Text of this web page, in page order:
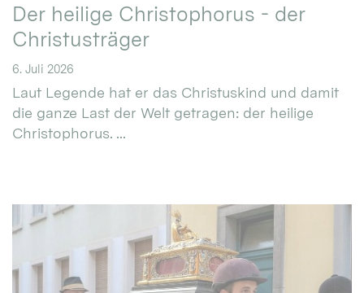
Der heilige Christophorus - der
Christusträger
6. Juli 2026
Laut Legende hat er das Christuskind und damit
die ganze Last der Welt getragen: der heilige
Christophorus. ...